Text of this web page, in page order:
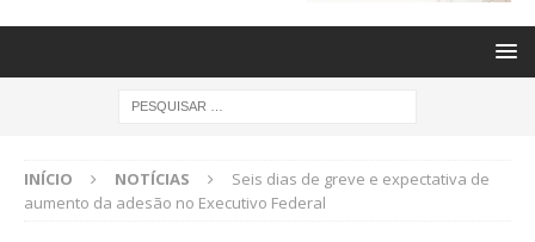
INÍCIO NOTÍCIAS
Seis dias de greve e expectativa de
aumento da adesão no Executivo Federal